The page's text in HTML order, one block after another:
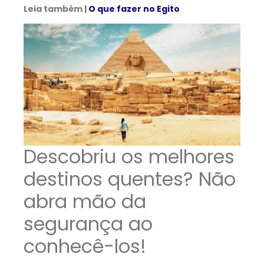
Leia também | O que fazer no Egito
Descobriu os melhores
destinos quentes? Não
abra mão da
segurança ao
conhecê-los!